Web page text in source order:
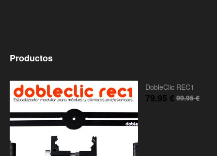
Productos
DobleClic REC1
99.95€
79.95 €